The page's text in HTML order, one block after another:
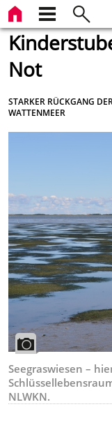
Not
STARKER RÜCKGANG
WATTENMEER
Seegraswiesen –
NLWKN.